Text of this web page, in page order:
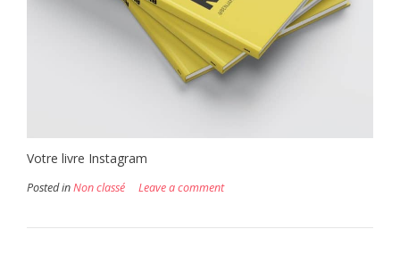
Votre livre Instagram
Posted inNon classé Leave a comment